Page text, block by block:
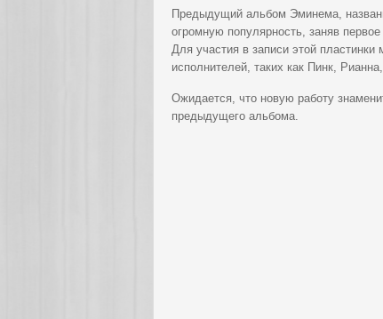
Предыдущий альбом Эминема,
огромную популярность, заняв
Для участия в записи этой
исполнителей, таких как Пинк,
Ожидается, что новую работу
предыдущего альбома.